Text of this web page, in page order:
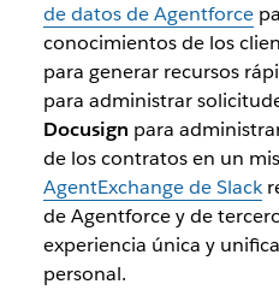
de datos de Agentforce
conocimientos de los
para generar recursos
para administrar
Docusign para
de los contratos en un
AgentExchange de Slack
de Agentforce y de
experiencia única y
personal.